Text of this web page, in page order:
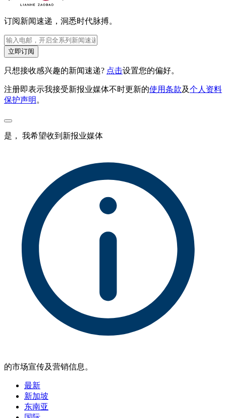
订阅新闻速递，洞悉时代脉搏。
立即订阅
只想接收感兴趣的新闻速递? 点击设置您的偏好。
注册即表示我接受新报业媒体不时更新的使用条款及个人资料
保护声明 。
是， 我希望收到新报业媒体
的市场宣传及营销信息。
最新
新加坡
东南亚